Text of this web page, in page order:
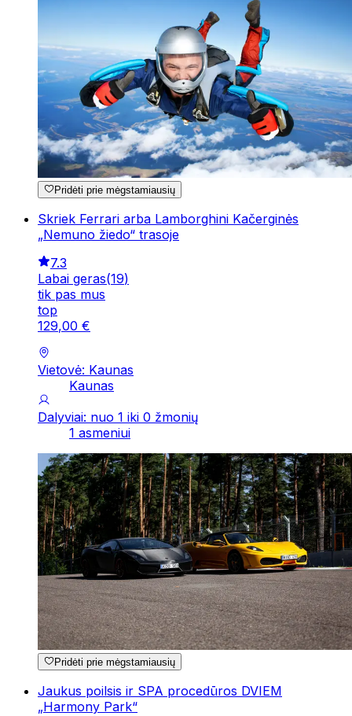
Pridėti prie mėgstamiausių
Skriek Ferrari arba Lamborghini Kačerginės
„Nemuno žiedo“ trasoje
7.3
Labai geras(19)
tik pas mus
top
129,00 €
Vietovė: Kaunas
Kaunas
Dalyviai: nuo 1 iki 0 žmonių
1 asmeniui
Pridėti prie mėgstamiausių
Jaukus poilsis ir SPA procedūros DVIEM
„Harmony Park“